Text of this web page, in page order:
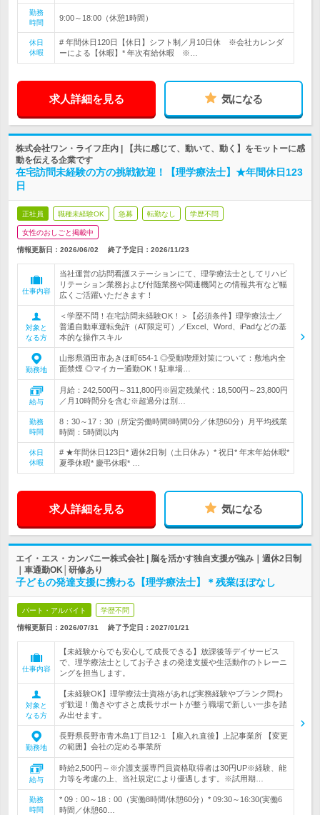
勤務
時間
9:00～18:00（休憩1時間）
休日
休暇
# 年間休日120日【休日】シフト制／月10日休 ※会社カレンダ
ーによる【休暇】* 年次有給休暇 ※…
求人詳細を見る 気になる
株式会社ワン・ライフ庄内 | 【共に感じて、動いて、動く】をモットーに感
動を伝える企業です
在宅訪問未経験の方の挑戦歓迎！【理学療法士】★年間休日123
日
正社員 職種未経験OK 急募 転勤なし 学歴不問
女性のおしごと掲載中
情報更新日：2026/06/02 終了予定日： 2026/11/23
仕事内容
当社運営の訪問看護ステーションにて、理学療法士としてリハビ
リテーション業務および付随業務や関連機関との情報共有など幅
広くご活躍いただきます！
対象と
なる方
＜学歴不問！在宅訪問未経験OK！＞【必須条件】理学療法士／
普通自動車運転免許（AT限定可）／Excel、Word、iPadなどの基
本的な操作スキル
勤務地
山形県酒田市あきほ町654-1 ◎受動喫煙対策について：敷地内全
面禁煙 ◎マイカー通勤OK！駐車場…
給与
月給：242,500円～311,800円※固定残業代：18,500円～23,800円
／月10時間分を含む※超過分は別…
勤務
時間
8：30～17：30（所定労働時間8時間0分／休憩60分）月平均残業
時間：5時間以内
休日
休暇
# ★年間休日123日* 週休2日制（土日休み）* 祝日* 年末年始休暇*
夏季休暇* 慶弔休暇* …
求人詳細を見る 気になる
エイ・エス・カンパニー株式会社 | 脳を活かす独自支援が強み｜週休2日制
｜車通勤OK│研修あり
子どもの発達支援に携わる【理学療法士】＊残業ほぼなし
パート・アルバイト 学歴不問
情報更新日：2026/07/31 終了予定日： 2027/01/21
仕事内容
【未経験からでも安心して成長できる】放課後等デイサービス
で、理学療法士としてお子さまの発達支援や生活動作のトレーニ
ングを担当します。
対象と
なる方
【未経験OK】理学療法士資格があれば実務経験やブランク問わ
ず歓迎！働きやすさと成長サポートが整う職場で新しい一歩を踏
み出せます。
勤務地
長野県長野市青木島1丁目12‐1 【雇入れ直後】上記事業所 【変更
の範囲】会社の定める事業所
給与
時給2,500円～※介護支援専門員資格取得者は30円UP※経験、能
力等を考慮の上、当社規定により優遇します。※試用期…
勤務
時間
* 09：00～18：00（実働8時間/休憩60分）* 09:30～16:30(実働6
時間／休憩60…